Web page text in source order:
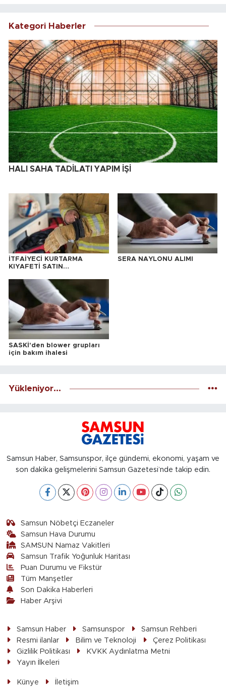
Kategori Haberler
HALI SAHA TADİLATI YAPIM İŞİ
İTFAİYECİ KURTARMA
KIYAFETİ SATIN
SERA NAYLONU ALIMI
SASKİ'den blower grupları
için bakım ihalesi
Yükleniyor...
Samsun Haber, Samsunspor, ilçe gündemi, ekonomi, yaşam ve
son dakika gelişmelerini Samsun Gazetesi’nde takip edin.
Samsun Nöbetçi Eczaneler
Samsun Hava Durumu
SAMSUN Namaz Vakitleri
Samsun Trafik Yoğunluk Haritası
Puan Durumu ve Fikstür
Tüm Manşetler
Son Dakika Haberleri
Haber Arşivi
Samsun Haber Samsunspor
Samsun Rehberi
Resmi ilanlar
Bilim ve Teknoloji
Çerez Politikası
Gizlilik Politikası
KVKK Aydınlatma Metni
Yayın İlkeleri
Künye İletişim